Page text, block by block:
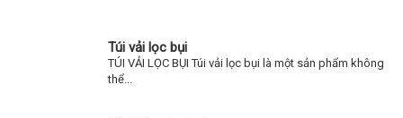
Túi vải lọc bụi
TÚI VẢI LỌC BỤI Túi vải lọc bụi là một sản phẩm không
thể...